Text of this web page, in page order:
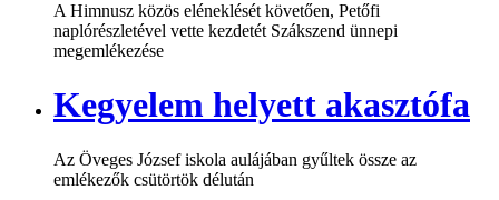
A Himnusz közös eléneklését követően, Petőfi
naplórészletével vette kezdetét Szákszend ünnepi
megemlékezése
Kegyelem helyett akasztófa
Az Öveges József iskola aulájában gyűltek össze az
emlékezők csütörtök délután